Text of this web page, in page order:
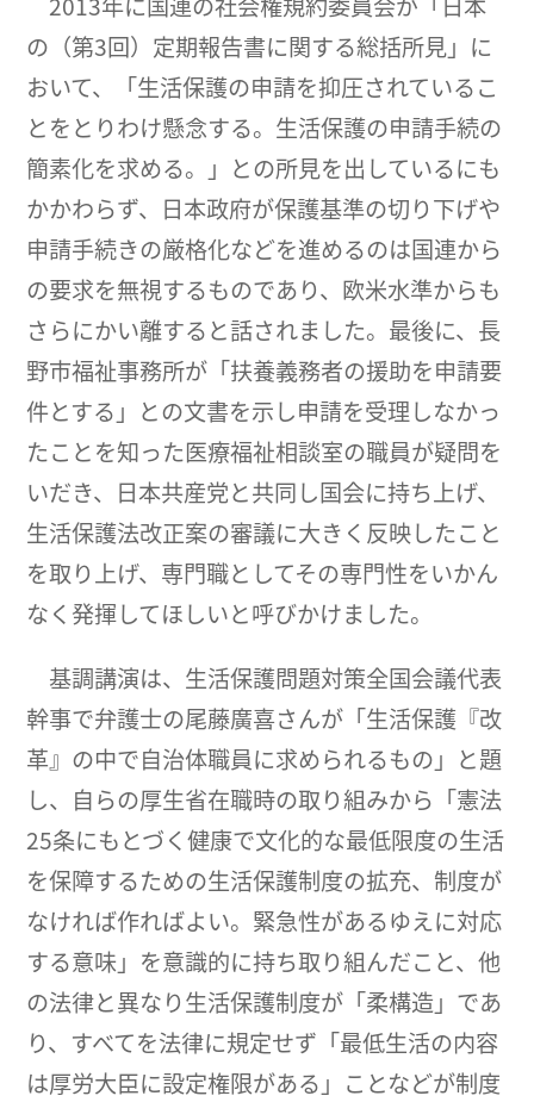
の（第3回）定期報告書に関する総括所見」に
おいて、「生活保護の申請を抑圧されているこ
とをとりわけ懸念する。生活保護の申請手続の
簡素化を求める。」との所見を出しているにも
かかわらず、日本政府が保護基準の切り下げや
申請手続きの厳格化などを進めるのは国連から
の要求を無視するものであり、欧米水準からも
さらにかい離すると話されました。最後に、長
野市福祉事務所が「扶養義務者の援助を申請要
件とする」との文書を示し申請を受理しなかっ
たことを知った医療福祉相談室の職員が疑問を
いだき、日本共産党と共同し国会に持ち上げ、
生活保護法改正案の審議に大きく反映したこと
を取り上げ、専門職としてその専門性をいかん
なく発揮してほしいと呼びかけました。
基調講演は、生活保護問題対策全国会議代表
幹事で弁護士の尾藤廣喜さんが「生活保護『改
革』の中で自治体職員に求められるもの」と題
し、自らの厚生省在職時の取り組みから「憲法
25条にもとづく健康で文化的な最低限度の生活
を保障するための生活保護制度の拡充、制度が
なければ作ればよい。緊急性があるゆえに対応
する意味」を意識的に持ち取り組んだこと、他
の法律と異なり生活保護制度が「柔構造」であ
り、すべてを法律に規定せず「最低生活の内容
は厚労大臣に設定権限がある」ことなどが制度